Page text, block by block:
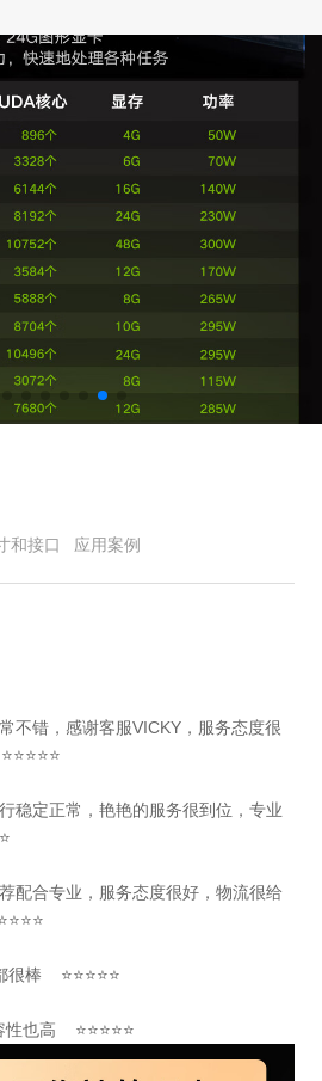
和接口 应用案例
不错，感谢客服VICKY，服务态度很
稳定正常，艳艳的服务很到位，专业
配合专业，服务态度很好，物流很给
棒 ⭐⭐⭐⭐⭐
也高 ⭐⭐⭐⭐⭐